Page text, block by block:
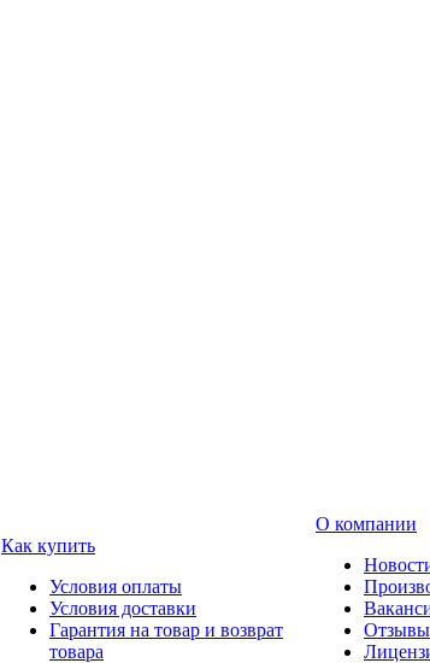
Как купить
Условия оплаты
Условия доставки
Гарантия на товар и возврат
товара
О компании
Отзывы